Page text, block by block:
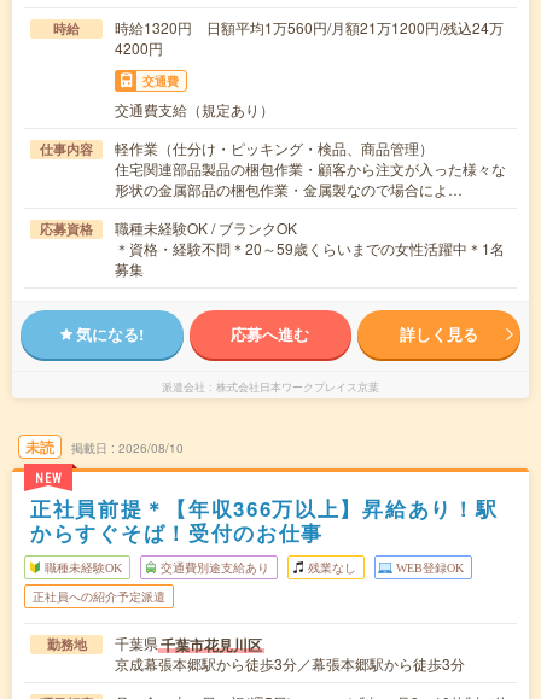
時給
時給1320円 日額平均1万560円/月額21万1200円/残込24万
4200円
交通費
交通費支給（規定あり）
仕事内容
軽作業（仕分け・ピッキング・検品、商品管理）
住宅関連部品製品の梱包作業・顧客から注文が入った様々な
形状の金属部品の梱包作業・金属製なので場合によ…
応募資格
職種未経験OK / ブランクOK
＊資格・経験不問＊20～59歳くらいまでの女性活躍中＊1名
募集
気になる! 応募へ進む 詳しく見る
派遣会社 株式会社日本ワークプレイス京葉
未読
NEW
掲載日 2026/08/10
正社員前提＊【年収366万以上】昇給あり！駅
からすぐそば！受付のお仕事
職種未経験OK 交通費別途支給あり 残業なし WEB登録OK
正社員への紹介予定派遣
勤務地 千葉県千葉市花見川区
京成幕張本郷駅から徒歩3分／幕張本郷駅から徒歩3分